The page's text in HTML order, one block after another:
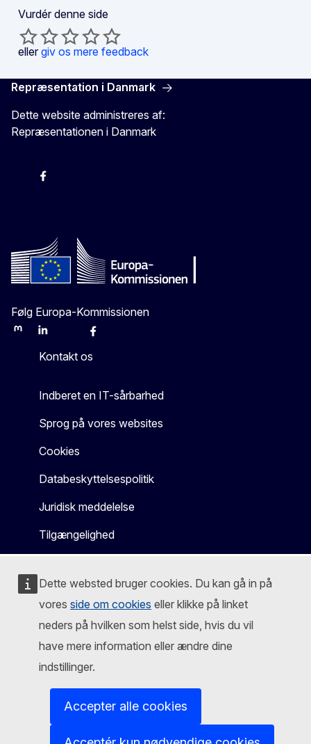
Dette websted bruger cookies. Du kan gå in på
vores side om cookies eller klikke på linket
neders på hvilken som helst side, hvis du vil
have mere information eller ændre dine
indstillinger.
Accepter alle cookies
Vurdér denne side
eller giv os mere feedback
Repræsentation i Danmark
Dette website administreres af:
Repræsentationen i Danmark
Følg Europa-Kommissionen
MastodonLinkedInBlueskyFacebook
Kontakt os
Indberet en IT-sårbarhed
Sprog på vores websites
Cookies
Databeskyttelsespolitik
Juridisk meddelelse
Tilgængelighed